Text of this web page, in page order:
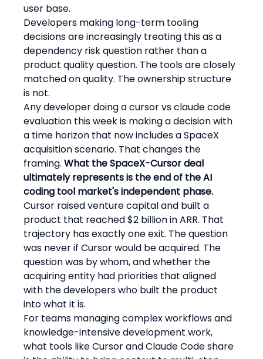
user base.
Developers making long-term tooling
decisions are increasingly treating this as a
dependency risk question rather than a
product quality question. The tools are closely
matched on quality. The ownership structure
is not.
Any developer doing a cursor vs claude code
evaluation this week is making a decision with
a time horizon that now includes a SpaceX
acquisition scenario. That changes the
framing. What the SpaceX-Cursor deal
ultimately represents is the end of the AI
coding tool market's independent phase.
Cursor raised venture capital and built a
product that reached $2 billion in ARR. That
trajectory has exactly one exit. The question
was never if Cursor would be acquired. The
question was by whom, and whether the
acquiring entity had priorities that aligned
with the developers who built the product
into what it is.
For teams managing complex workflows and
knowledge-intensive development work,
what tools like Cursor and Claude Code share